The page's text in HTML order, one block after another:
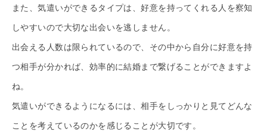
また、気遣いができるタイプは、好意を持ってくれる人を察知
しやすいので大切な出会いを逃しません。
出会える人数は限られているので、その中から自分に好意を持
つ相手が分かれば、効率的に結婚まで繋げることができますよ
ね。
気遣いができるようになるには、相手をしっかりと見てどんな
ことを考えているのかを感じることが大切です。